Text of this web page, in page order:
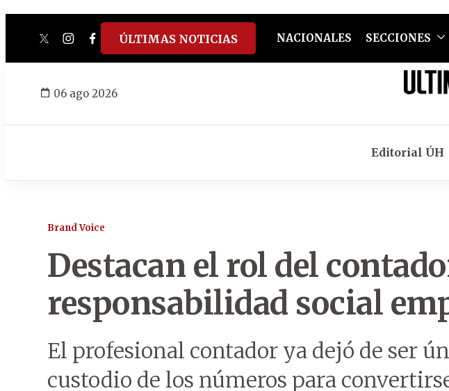
twitterinstagram
facebook
tiktokyoutube
spotify
ÚLTIMAS NOTICIAS NACIONALES SECCIONES
06 ago 2026
Editorial ÚH
Brand Voice
Destacan el rol del
responsabilidad social
El profesional contador ya dejó de ser
custodio de los números para